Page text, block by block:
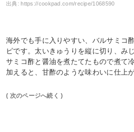
出典:https://cookpad.com/recipe/1068590
海外でも手に入りやすい、バルサミコ
ピです。太いきゅうりを縦に切り、み
サミコ酢と醤油を煮たてたもので煮て
加えると、甘酢のような味わいに仕上が
( 次のページへ続く )